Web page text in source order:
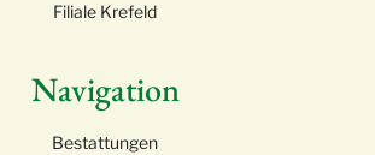
Filiale Krefeld
Navigation
Bestattungen